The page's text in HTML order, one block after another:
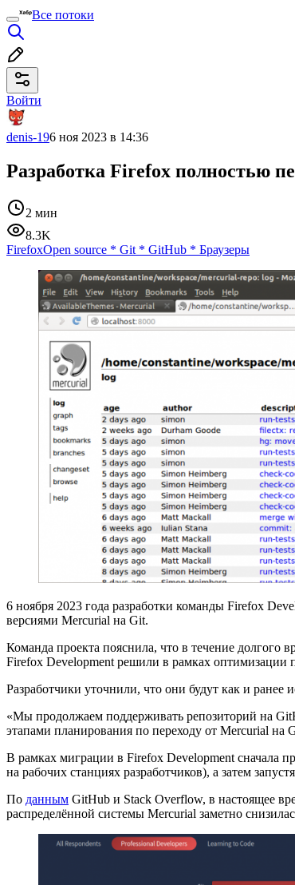
Все потоки
Войти
denis-196 ноя 2023 в 14:36
Разработка Firefox полностью
2 мин
8.3K
FirefoxOpen source * Git * GitHub * Браузеры
6 ноября 2023 года разработки команды Firefox
версиями Mercurial на Git.
Команда проекта пояснила, что в течение долгого
Firefox Development решили в рамках оптимизации
Разработчики уточнили, что они будут как и ранее
«Мы продолжаем поддерживать репозиторий на
этапами планирования по переходу от Mercurial на
В рамках миграции в Firefox Development сначала
на рабочих станциях разработчиков), а затем
По данным GitHub и Stack Overflow, в настоящее
распределённой системы Mercurial заметно